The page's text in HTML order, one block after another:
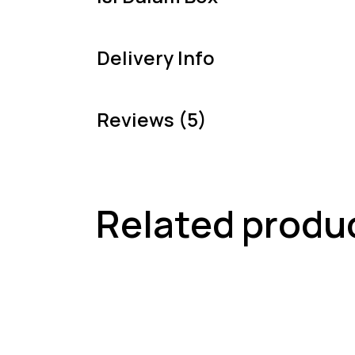
Delivery Info
Reviews (5)
Related